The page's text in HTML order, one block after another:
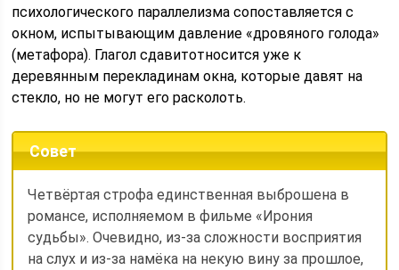
психологического параллелизма сопоставляется с
окном, испытывающим давление «дровяного голода»
(метафора). Глагол сдавитотносится уже к
деревянным перекладинам окна, которые давят на
стекло, но не могут его расколоть.
Совет
Четвёртая строфа единственная выброшена в
романсе, исполняемом в фильме «Ирония
судьбы». Очевидно, из-за сложности восприятия
на слух и из-за намёка на некую вину за прошлое,